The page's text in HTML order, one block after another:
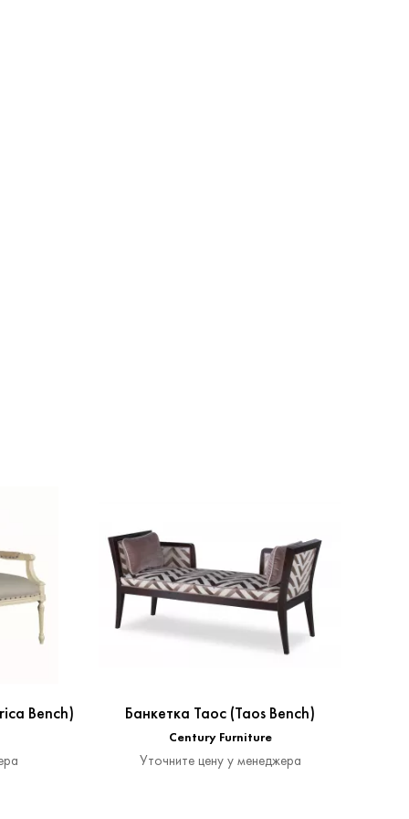
Bench) Банкетка Таос (Taos Bench)
Century Furniture
Уточните цену у менеджера